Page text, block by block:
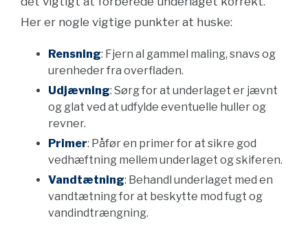
Her er nogle vigtige punkter at huske:
Rensning: Fjern al gammel maling, snavs og
urenheder fra overfladen.
Udjævning: Sørg for at underlaget er jævnt
og glat ved at udfylde eventuelle huller og
revner.
Primer: Påfør en primer for at sikre god
vedhæftning mellem underlaget og skiferen.
Vandtætning: Behandl underlaget med en
vandtætning for at beskytte mod fugt og
vandindtrængning.